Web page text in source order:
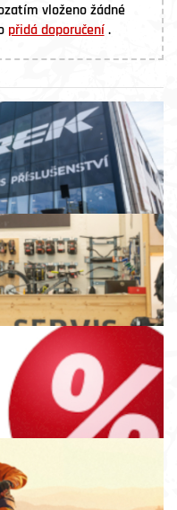
vloženo žádné
přidá doporučení.